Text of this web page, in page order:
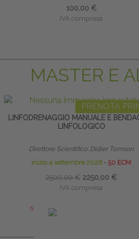
100,00 €
IVA compresa
MASTER E
PRENOTA
LINFODRENAGGIO MANUALE E
LINFOLOGICO
Direttore Scientifico: Didier Tomson
inizio 4 settembre 2026 ∙ 50 ECM
2500,00 € 2250,00 €
IVA compresa
saldando entro il 30/08/2026